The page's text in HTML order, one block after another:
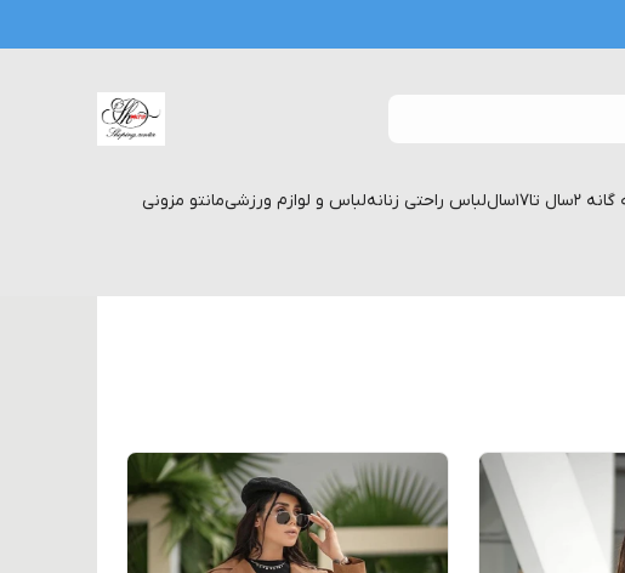
تا۱۷سال لباس راحتی زنانهلباس و لوازم ورزشیمانتو مزونی